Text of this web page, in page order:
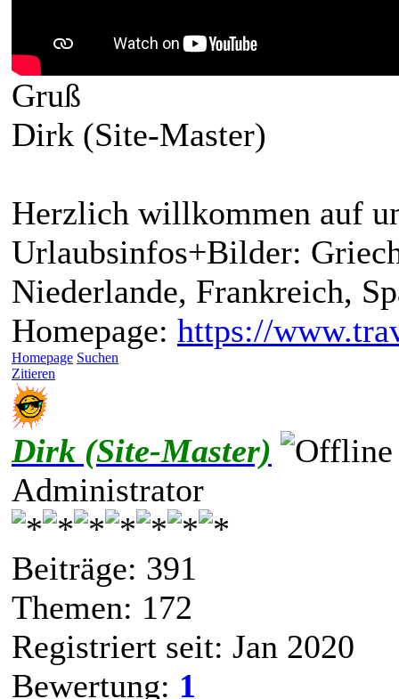
Gruß
Dirk (Site-Master)
Herzlich willkommen auf
Urlaubsinfos+Bilder:
Niederlande, Frankreich,
Homepage: https://
Homepage Suchen
Zitieren
Dirk (Site-Master)
Administrator
Beiträge: 391
Themen: 172
Registriert seit: Jan 2020
Bewertung: 1